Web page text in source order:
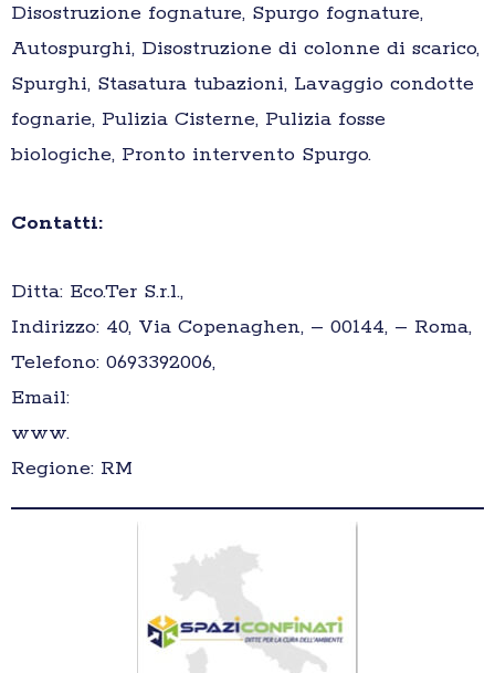
Disostruzione fognature, Spurgo fognature,
Autospurghi, Disostruzione di colonne di scarico,
Spurghi, Stasatura tubazioni, Lavaggio condotte
fognarie, Pulizia Cisterne, Pulizia fosse
biologiche, Pronto intervento Spurgo.
Contatti:
Ditta: Eco.Ter S.r.l.,
Indirizzo: 40, Via Copenaghen, – 00144, – Roma,
Telefono: 0693392006,
Email:
www.
Regione: RM